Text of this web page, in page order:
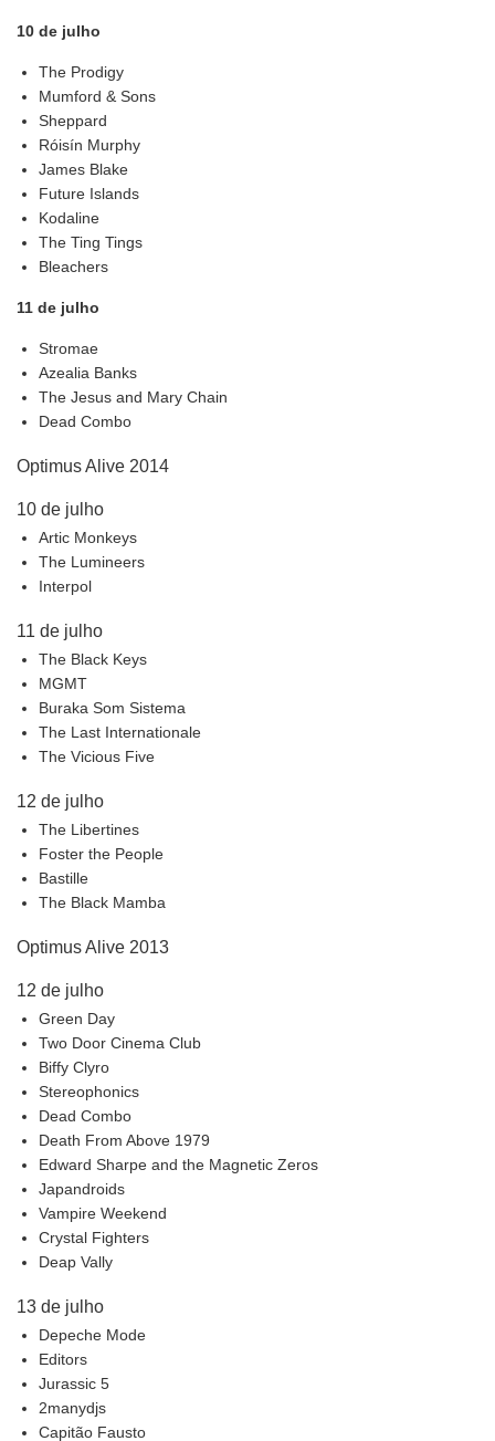
10 de julho
The Prodigy
Mumford & Sons
Sheppard
Róisín Murphy
James Blake
Future Islands
Kodaline
The Ting Tings
Bleachers
11 de julho
Stromae
Azealia Banks
The Jesus and Mary Chain
Dead Combo
Optimus Alive 2014
10 de julho
Artic Monkeys
The Lumineers
Interpol
11 de julho
The Black Keys
MGMT
Buraka Som Sistema
The Last Internationale
The Vicious Five
12 de julho
The Libertines
Foster the People
Bastille
The Black Mamba
Optimus Alive 2013
12 de julho
Green Day
Two Door Cinema Club
Biffy Clyro
Stereophonics
Dead Combo
Death From Above 1979
Edward Sharpe and the Magnetic Zeros
Japandroids
Vampire Weekend
Crystal Fighters
Deap Vally
13 de julho
Depeche Mode
Editors
Jurassic 5
2manydjs
Capitão Fausto